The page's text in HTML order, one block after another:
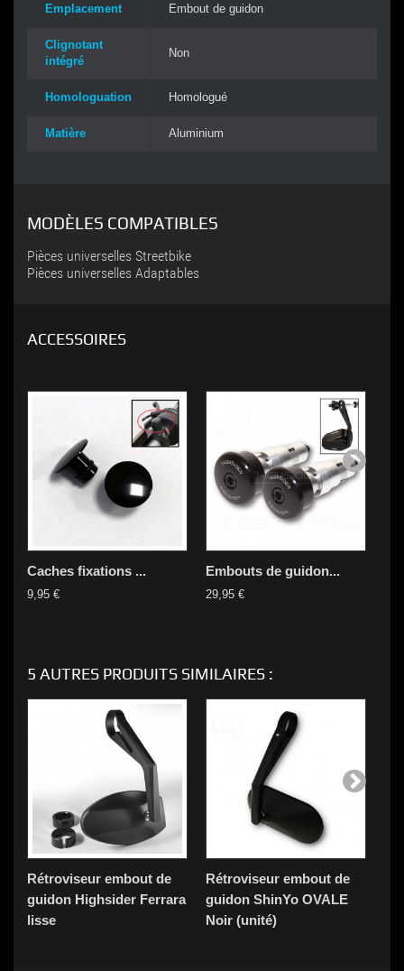
Emplacement Embout de guidon
Clignotant
intégré
Non
Homologuation Homologué
Matière Aluminium
MODÈLES COMPATIBLES
Pièces universelles Streetbike
Pièces universelles Adaptables
ACCESSOIRES
Caches fixations ...
9,95 €
Embouts de guidon...
29,95 €
5 AUTRES PRODUITS SIMILAIRES :
Rétroviseur embout de
guidon Highsider Ferrara
lisse
Rétroviseur embout de
guidon ShinYo OVALE
Noir (unité)